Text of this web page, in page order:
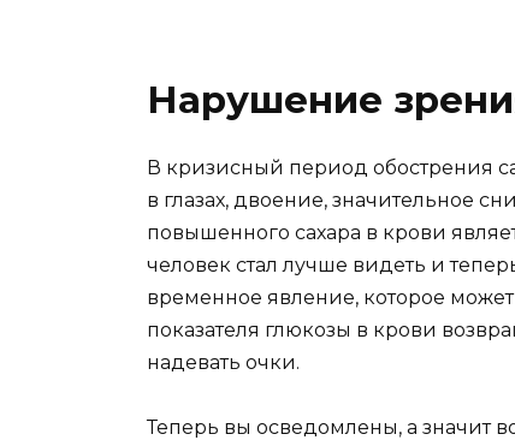
Нарушение
В кризисный период обострения
в глазах, двоение, значительное
повышенного сахара в крови
человек стал лучше видеть и
временное явление, которое
показателя глюкозы в крови
надевать очки.
Теперь вы осведомлены, а значит